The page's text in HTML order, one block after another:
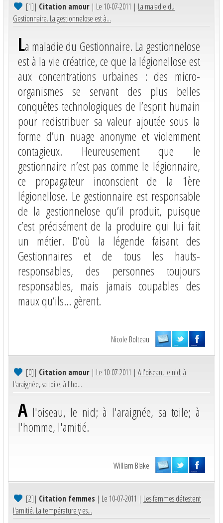
[1]| Citation amour | Le 10-07-2011 | La maladie du
Gestionnaire. La gestionnelose est à...
La maladie du Gestionnaire. La gestionnelose
est à la vie créatrice, ce que la légionellose est
aux concentrations urbaines : des micro-
organismes se servant des plus belles
conquêtes technologiques de l’esprit humain
pour redistribuer sa valeur ajoutée sous la
forme d’un nuage anonyme et violemment
contagieux. Heureusement que le
gestionnaire n’est pas comme le légionnaire,
ce propagateur inconscient de la 1ère
légionellose. Le gestionnaire est responsable
de la gestionnelose qu’il produit, puisque
c’est précisément de la produire qui lui fait
un métier. D’où la légende faisant des
Gestionnaires et de tous les hauts-
responsables, des personnes toujours
responsables, mais jamais coupables des
maux qu’ils… gèrent.
Nicole Bolteau
[0]| Citation amour | Le 10-07-2011 | A l'oiseau, le nid; à
l'araignée, sa toile; à l'ho...
Al'oiseau, le nid; à l'araignée, sa toile; à
l'homme, l'amitié.
William Blake
[2]| Citation femmes | Le 10-07-2011 | Les femmes détestent
l'amitié. La température y es...